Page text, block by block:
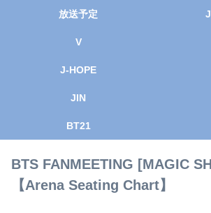
放送予定
V
J-HOPE
JIN
BT21
BTS FANMEETING [MAGIC
【Arena Seating Chart】